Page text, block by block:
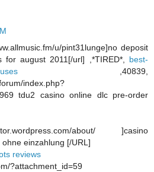
u/pint31lunge]no deposit
for august 2011[/url] ,*TIRED*, best-
,40839,
index.php?
tdu2 casino online dlc pre-order
about/ ]casino
einzahlung [/URL]
reviews
?attachment_id=59